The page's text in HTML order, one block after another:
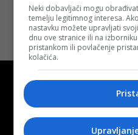
O
Neki dobavljači mogu
temelju legitimnog interesa.
nastavku možete upravljati
dnu ove stranice ili na
pristankom ili povlačenje
kolačića.